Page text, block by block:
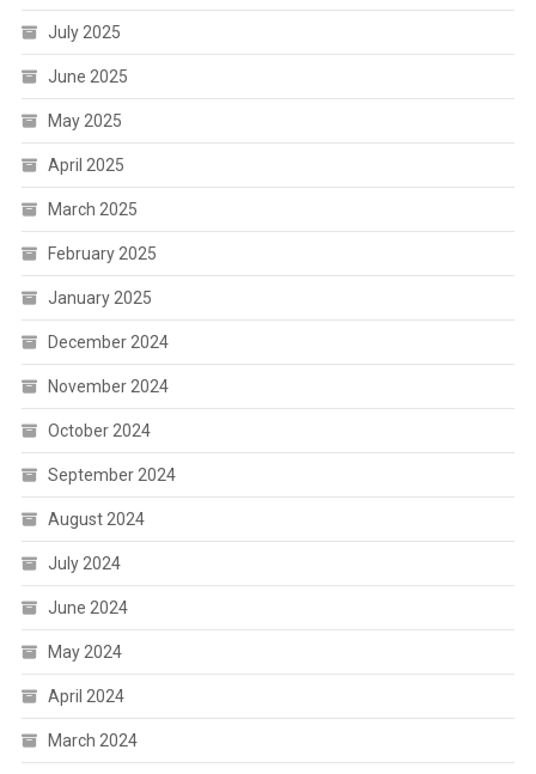
July 2025
June 2025
May 2025
April 2025
March 2025
February 2025
January 2025
December 2024
November 2024
October 2024
September 2024
August 2024
July 2024
June 2024
May 2024
April 2024
March 2024